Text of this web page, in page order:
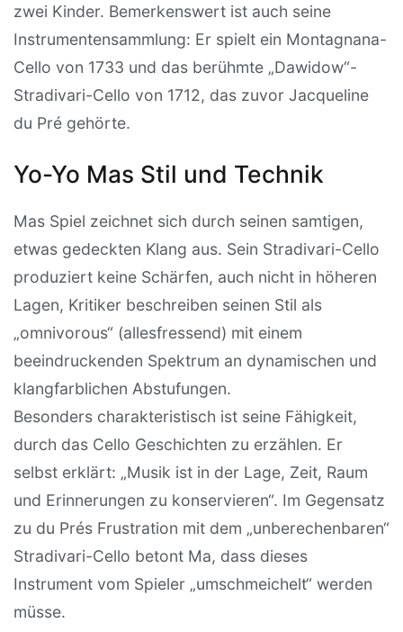
zwei Kinder. Bemerkenswert ist auch seine
Instrumentensammlung: Er spielt ein Montagnana-
Cello von 1733 und das berühmte „Dawidow“-
Stradivari-Cello von 1712, das zuvor Jacqueline
du Pré gehörte.
Yo-Yo Mas Stil und Technik
Mas Spiel zeichnet sich durch seinen samtigen,
etwas gedeckten Klang aus. Sein Stradivari-Cello
produziert keine Schärfen, auch nicht in höheren
Lagen, Kritiker beschreiben seinen Stil als
„omnivorous“ (allesfressend) mit einem
beeindruckenden Spektrum an dynamischen und
klangfarblichen Abstufungen.
Besonders charakteristisch ist seine Fähigkeit,
durch das Cello Geschichten zu erzählen. Er
selbst erklärt: „Musik ist in der Lage, Zeit, Raum
und Erinnerungen zu konservieren“. Im Gegensatz
zu du Prés Frustration mit dem „unberechenbaren“
Stradivari-Cello betont Ma, dass dieses
Instrument vom Spieler „umschmeichelt“ werden
müsse.